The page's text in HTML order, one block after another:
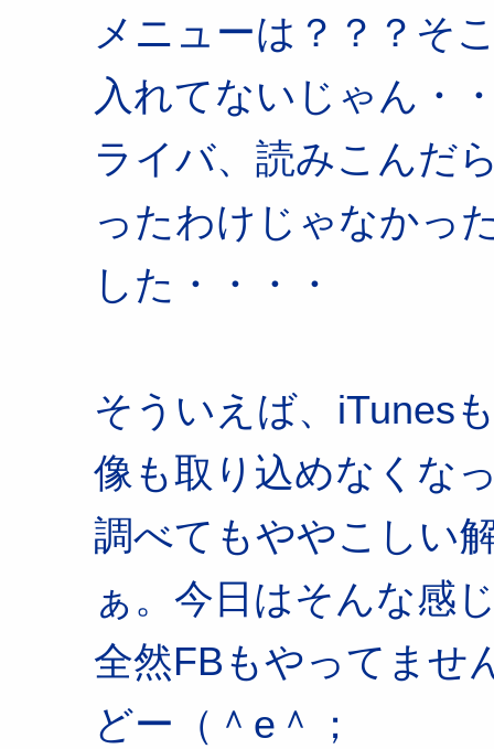
メニューは？？？そ
入れてないじゃん・
ライバ、読みこんだ
ったわけじゃなかっ
した・・・・
そういえば、iTunes
像も取り込めなくな
調べてもややこしい
ぁ。今日はそんな感
全然FBもやってませ
どー（＾e＾；